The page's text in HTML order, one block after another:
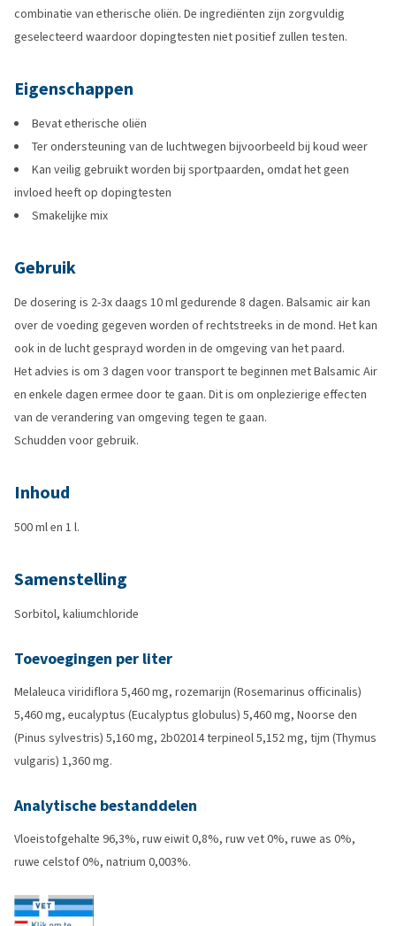
combinatie van etherische oliën. De ingrediënten zijn zorgvuldig
geselecteerd waardoor dopingtesten niet positief zullen testen.
Eigenschappen
Bevat etherische oliën
Ter ondersteuning van de luchtwegen bijvoorbeeld bij koud weer
Kan veilig gebruikt worden bij sportpaarden, omdat het geen
invloed heeft op dopingtesten
Smakelijke mix
Gebruik
De dosering is 2-3x daags 10 ml gedurende 8 dagen. Balsamic air kan
over de voeding gegeven worden of rechtstreeks in de mond. Het kan
ook in de lucht gesprayd worden in de omgeving van het paard.
Het advies is om 3 dagen voor transport te beginnen met Balsamic Air
en enkele dagen ermee door te gaan. Dit is om onplezierige effecten
van de verandering van omgeving tegen te gaan.
Schudden voor gebruik.
Inhoud
500 ml en 1 l.
Samenstelling
Sorbitol, kaliumchloride
Toevoegingen per liter
Melaleuca viridiflora 5,460 mg, rozemarijn (Rosemarinus officinalis)
5,460 mg, eucalyptus (Eucalyptus globulus) 5,460 mg, Noorse den
(Pinus sylvestris) 5,160 mg, 2b02014 terpineol 5,152 mg, tijm (Thymus
vulgaris) 1,360 mg.
Analytische bestanddelen
Vloeistofgehalte 96,3%, ruw eiwit 0,8%, ruw vet 0%, ruwe as 0%,
ruwe celstof 0%, natrium 0,003%.